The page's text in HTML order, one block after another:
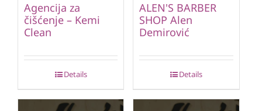
Agencija za
čišćenje – Kemi
Clean
Details
ALEN'S BARBER
SHOP Alen
Demirović
Details